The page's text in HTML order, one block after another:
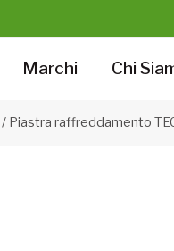
Marchi Chi
/ Piastra raffreddamento